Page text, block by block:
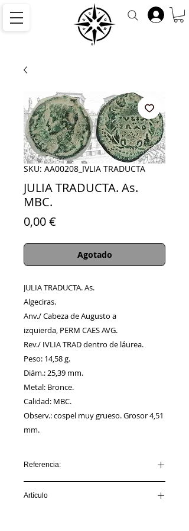
SKU: AA00208_IVLIA TRADUCTA
JULIA TRADUCTA. As.
MBC.
0,00 €
Agotado
JULIA TRADUCTA. As.
Algeciras.
Anv./ Cabeza de Augusto a
izquierda, PERM CAES AVG.
Rev./ IVLIA TRAD dentro de láurea.
Peso: 14,58 g.
Diám.: 25,39 mm.
Metal: Bronce.
Calidad: MBC.
Observ.: cospel muy grueso. Grosor 4,51
mm.
Referencia:
Artículo